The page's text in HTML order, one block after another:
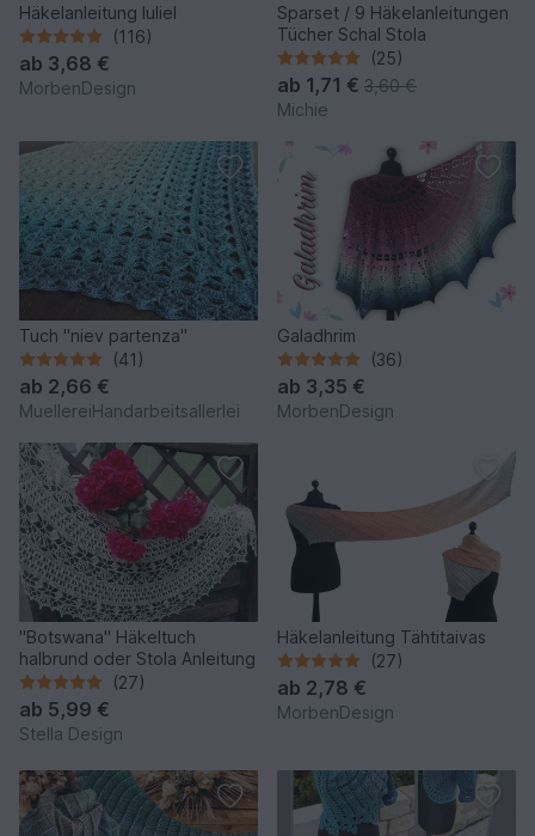
Häkelanleitung Iuliel
(116)
ab 3,68 €
MorbenDesign
Sparset / 9 Häkelanleitungen
Tücher Schal Stola
(25)
ab 1,71 € 3,60 €
Michie
Tuch "niev partenza"
(41)
ab 2,66 €
MuellereiHandarbeitsallerlei
Galadhrim
(36)
ab 3,35 €
MorbenDesign
"Botswana" Häkeltuch
halbrund oder Stola Anleitung
(27)
ab 5,99 €
Stella Design
Häkelanleitung Tähtitaivas
(27)
ab 2,78 €
MorbenDesign